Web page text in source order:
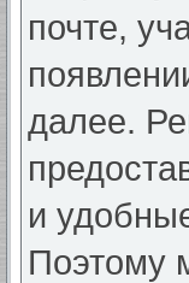
почте,
далее.
и
Поэтому